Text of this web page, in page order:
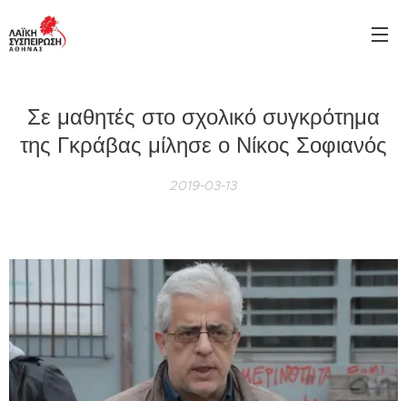
Σε μαθητές στο σχολικό συγκρότημα
της Γκράβας μίλησε ο Νίκος Σοφιανός
2019-03-13